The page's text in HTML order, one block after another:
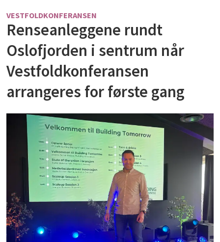
VESTFOLDKONFERANSEN
Renseanleggene rundt
Oslofjorden i sentrum når
Vestfoldkonferansen
arrangeres for første gang